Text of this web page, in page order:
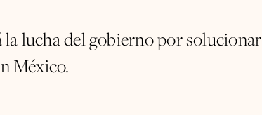
lucha del gobierno por solucionar
México.